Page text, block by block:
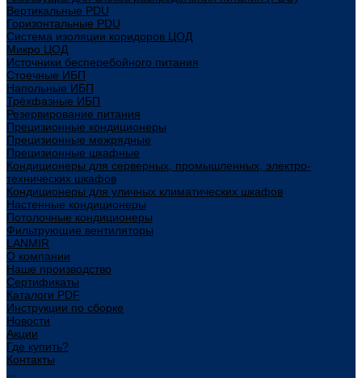
Вертикальные PDU
Горизонтальные PDU
Система изоляции коридоров ЦОД
Микро ЦОД
Источники бесперебойного питания
Стоечные ИБП
Напольные ИБП
Трёхфазные ИБП
Резервирование питания
Прецизионные кондиционеры
Прецизионные межрядные
Прецизионные шкафные
Кондиционеры для серверных, промышленных, электро-
технических шкафов
Кондиционеры для уличных климатических шкафов
Настенные кондиционеры
Потолочные кондиционеры
Фильтрующие вентиляторы
LANMIR
О компании
Наше производство
Сертификаты
Каталоги PDF
Инструкции по сборке
Новости
Акции
Где купить?
Контакты